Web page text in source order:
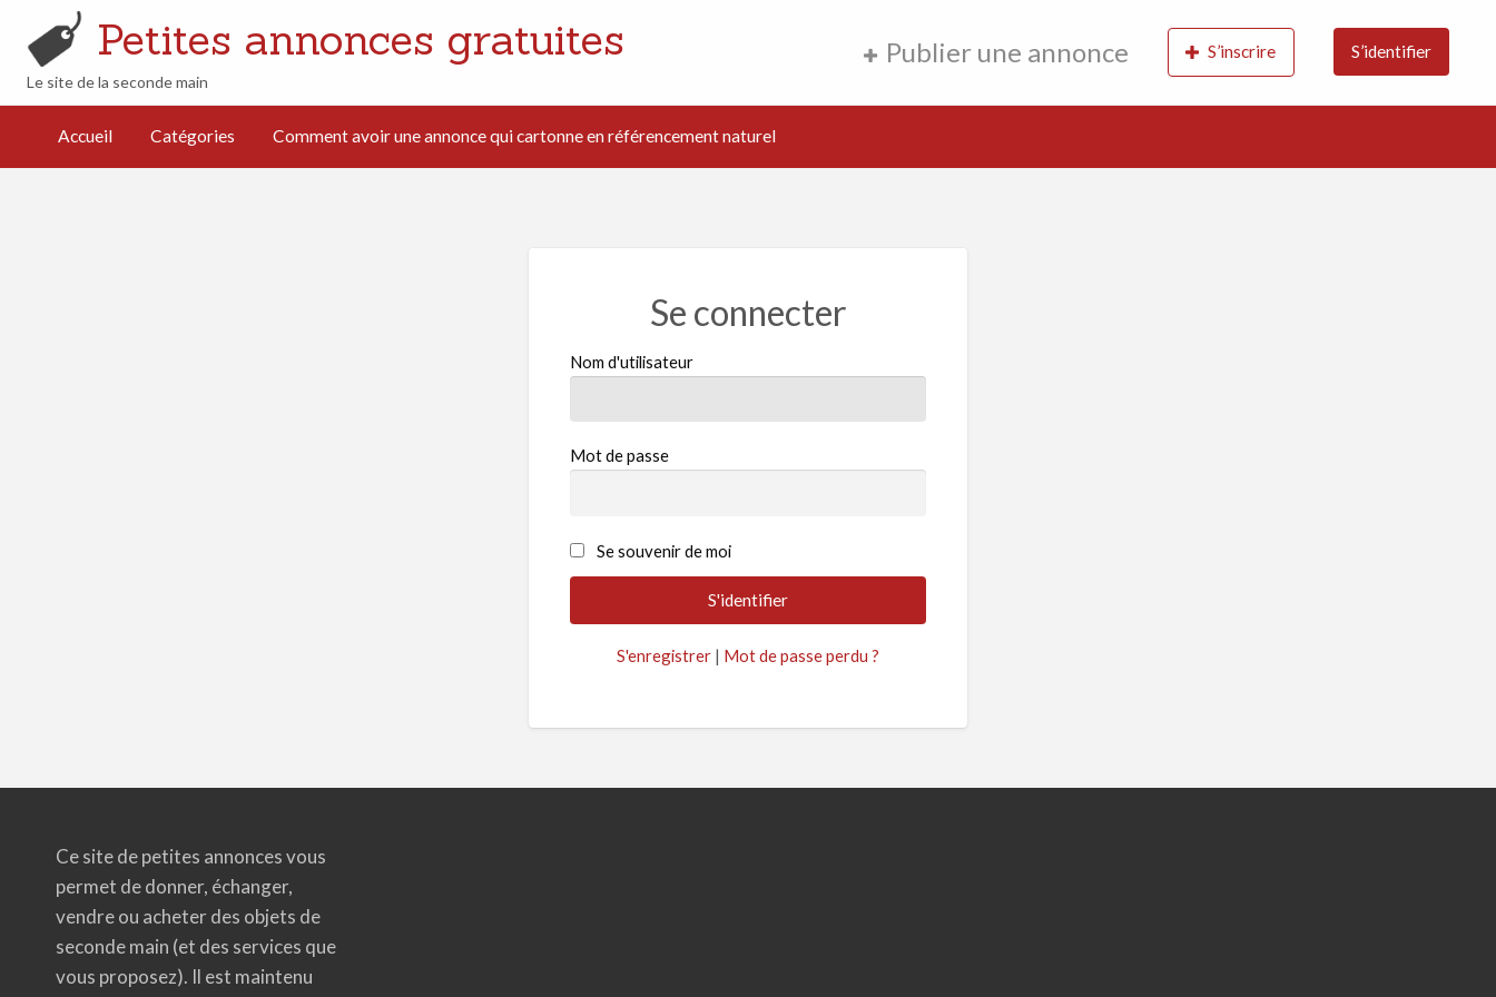
avoir
annonce
Petites annonces gratuites
Le site de la seconde main
Publier une annonce S’inscrire S’identifier
Accueil Catégories Comment avoir une annonce qui cartonne en référencement naturel
Se connecter
Nom d'utilisateur
Mot de passe
Se souvenir de moi
S'enregistrer | Mot de passe perdu ?
Ce site de petites annonces vous
permet de donner, échanger,
vendre ou acheter des objets de
seconde main (et des services que
vous proposez). Il est maintenu